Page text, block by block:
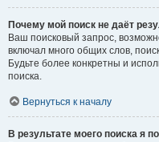
Почему мой поиск не даёт
Ваш поисковый запрос,
включал много общих слов,
Будьте более конкретны и
поиска.
Вернуться к началу
В результате моего поиска я